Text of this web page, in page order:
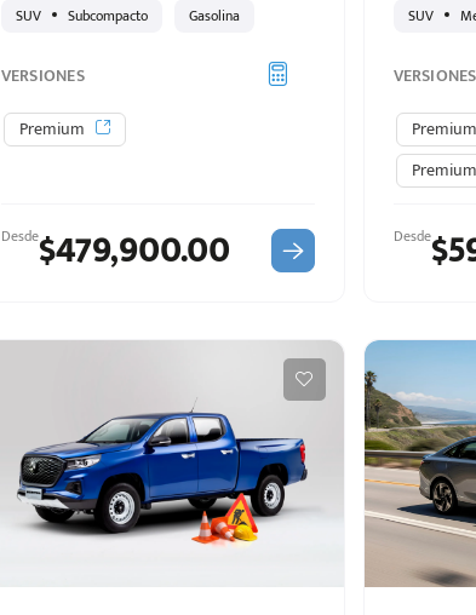
SUV Subcompacto Gasolina
VERSIONES
Premium
$479,900.00
Desde
SUV
VERSIONES
Desde